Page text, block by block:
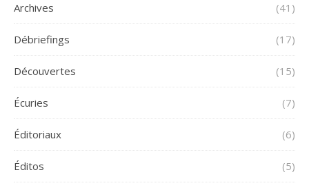
Archives (41)
Débriefings (17)
Découvertes (15)
Écuries (7)
Éditoriaux (6)
Éditos (5)